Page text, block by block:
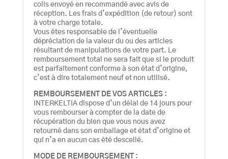
colis envoyé en recommandé avec avis de
réception. Les frais d’expédition (de retour) sont
à votre charge totale.
Vous êtes responsable de l’éventuelle
dépréciation de la valeur du ou des articles
résultant de manipulations de votre part. Le
remboursement total ne sera fait que si le produit
est parfaitement conforme à son état d’origine,
c’est à dire totalement neuf et non utilisé.
REMBOURSEMENT DE VOS ARTICLES :
INTERKELTIA dispose d’un délai de 14 jours pour
vous rembourser à compter de la date de
récupération du bien que vous nous avez
retourné dans son emballage et état d’origine et
qui n’a en aucun cas été descellé.
MODE DE REMBOURSEMENT :